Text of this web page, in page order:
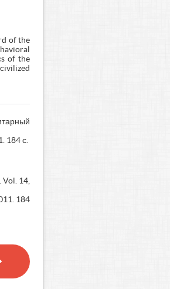
of the
of the
184 с.
14,
184